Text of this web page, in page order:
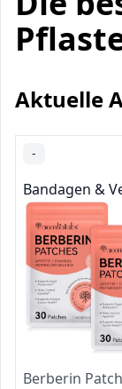
Aktuelle
-
Bandagen &